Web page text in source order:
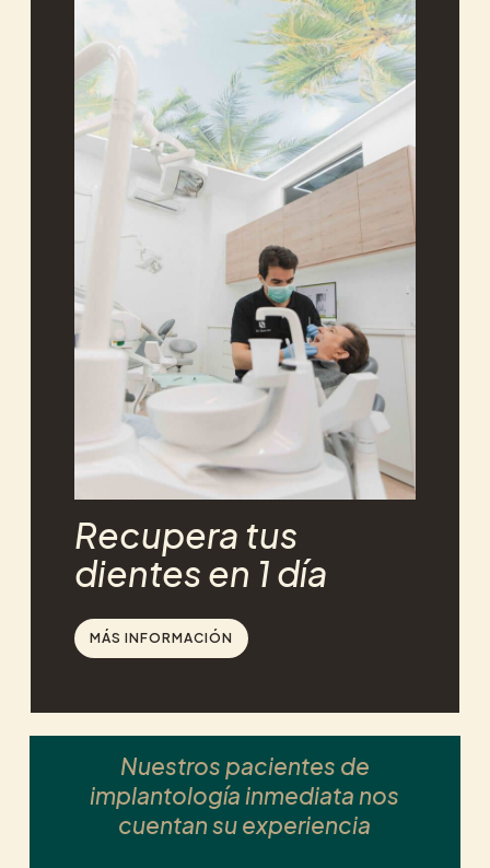
Recupera tus
dientes en 1 día
MÁS INFORMACIÓN
Nuestros pacientes de
implantología inmediata nos
cuentan su experiencia